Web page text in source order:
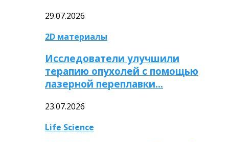
29.07.2026
2D материалы
Исследователи улучшили
терапию опухолей с помощью
лазерной переплавки…
23.07.2026
Life Science